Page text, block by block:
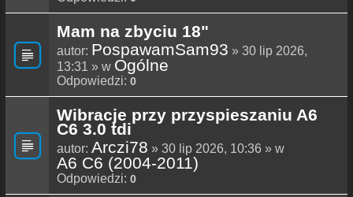
Mam na zbyciu 18"
autor: PospawamSam93 » 30 lip 2026,
13:31 » w Ogólne
Odpowiedzi: 0
Wibracje przy przyspieszaniu A6
C6 3.0 tdi
autor: Arczi78 » 30 lip 2026, 10:36 » w
A6 C6 (2004-2011)
Odpowiedzi: 0